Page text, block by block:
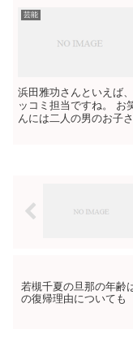
芸能
浜田雅功さんといえば
ッコミ担当ですね。 お
んには二人の男のお子
若槻千夏の旦那の年齢
の復帰理由についても